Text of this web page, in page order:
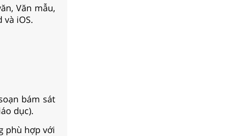
Văn mẫu,
iOS.
bám sát
dục).
phù hợp với